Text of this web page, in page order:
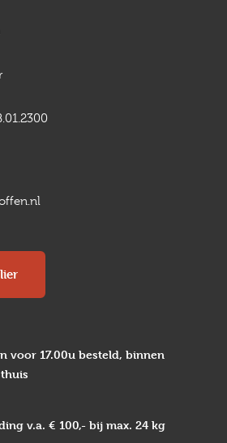
voor 17.00u besteld, binnen
thuis
v.a. € 100,- bij max. 24 kg